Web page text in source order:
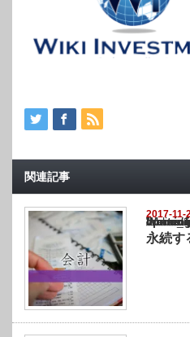
関連記事
2017-11-
: Undefined
/home/netst/
on line
永続す